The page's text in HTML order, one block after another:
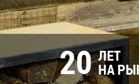
20 ЛЕТ
НА